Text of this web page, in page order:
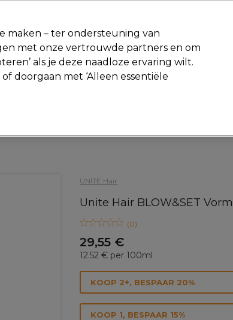
Salon interieur Mannen Vegan Nieuwe producten
UNITE Hair
Unite Hair BLOW&SET
(0)
29,55 €
12.52 € per 100ml
KOOP 2+, BESPAAR 20%
KOOP 1, BESPAAR 15%
maken – ter ondersteuning van
met onze vertrouwde partners en om
als je deze naadloze ervaring wilt.
doorgaan met ‘Alleen essentiële